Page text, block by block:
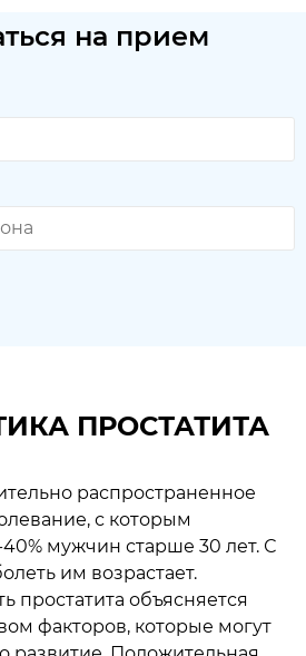
на прием
ПРОСТАТИТА
распространенное
с которым
40% мужчин старше 30 лет. С
им возрастает.
простатита объясняется
факторов, которые могут